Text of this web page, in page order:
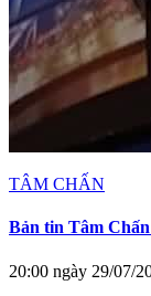
TÂM CHẤN
Bản tin Tâm Chấn
20:00 ngày 29/07/